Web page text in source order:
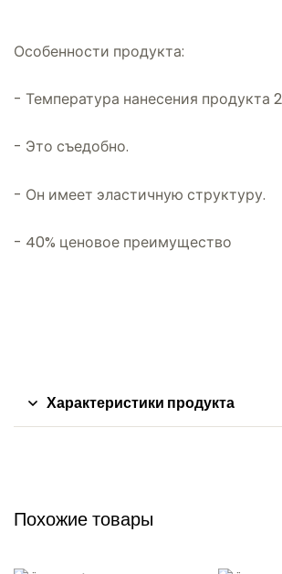
Особенности продукта:
- Температура нанесения продукта
- Это съедобно.
- Он имеет эластичную структуру.
- 40% ценовое преимущество
Характеристики продукта
Похожие товары